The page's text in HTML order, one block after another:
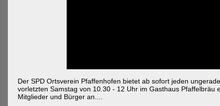
Der SPD Ortsverein Pfaffenhofen bietet ab sofort jeden
vorletzten Samstag von 10.30 - 12 Uhr im Gasthaus Pfaffelbräu
Mitglieder und Bürger an....